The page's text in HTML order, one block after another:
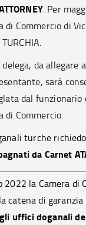
. Per
di Commercio di
da
sarà
dal
di Commercio.
turche
da Carnet
2022 la Camera di
catena di
uffici doganali